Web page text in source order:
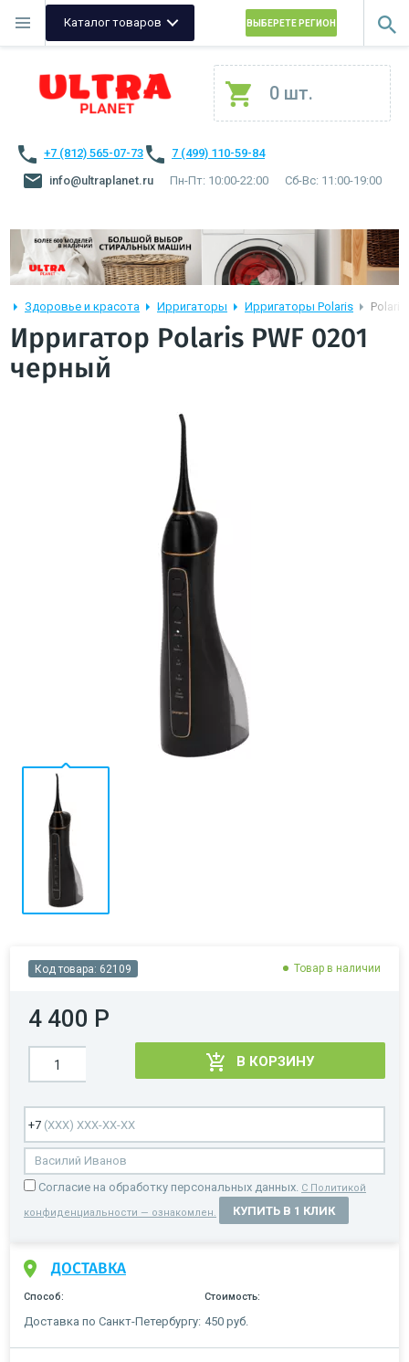
Каталог товаров ВЫБЕРЕТЕ РЕГИОН
0 шт.
+7 (812) 565-07-73
7 (499) 110-59-84
info@ultraplanet.ru
Пн-Пт: 10:00-22:00 Сб-Вс: 11:00-19:00
Здоровье и красота Ирригаторы Ирригаторы Polaris
Ирригатор Polaris PWF 0201
черный
Код товара: 62109 Товар в наличии
4 400 Р
В КОРЗИНУ
Cогласие на обработку персональных данных. С Политикой
конфиденциальности — ознакомлен. КУПИТЬ В 1 КЛИК
ДОСТАВКА
Способ: Стоимость:
Доставка по Санкт-Петербургу: 450 руб.